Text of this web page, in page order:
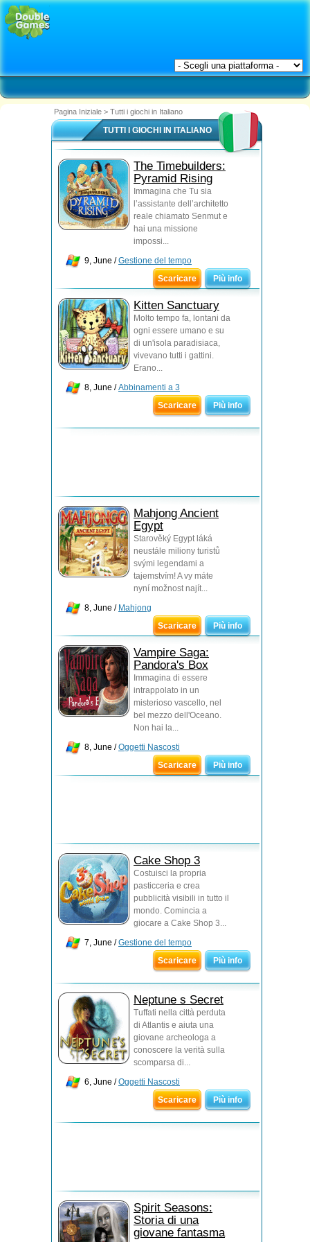
Pagina Iniziale > Tutti i giochi in Italiano
TUTTI I GIOCHI IN ITALIANO
The Timebuilders:
Pyramid Rising
Immagina che Tu sia
l’assistante dell’architetto
reale chiamato Senmut e
hai una missione
impossi...
9, June /Gestione del tempo
Scaricare
Più info
Kitten Sanctuary
Molto tempo fa, lontani da
ogni essere umano e su
di un'isola paradisiaca,
vivevano tutti i gattini.
Erano...
8, June /Abbinamenti a 3
Scaricare
Più info
Mahjong Ancient
Egypt
Starověký Egypt láká
neustále miliony turistů
svými legendami a
tajemstvím! A vy máte
nyní možnost najít...
8, June / Mahjong
Scaricare
Più info
Vampire Saga:
Pandora's Box
Immagina di essere
intrappolato in un
misterioso vascello, nel
bel mezzo dell'Oceano.
Non hai la...
8, June /Oggetti Nascosti
Scaricare
Più info
Cake Shop 3
Costuisci la propria
pasticceria e crea
pubblicità visibili in tutto il
mondo. Comincia a
giocare a Cake Shop 3...
7, June /Gestione del tempo
Scaricare
Più info
Neptune s Secret
Tuffati nella città perduta
di Atlantis e aiuta una
giovane archeologa a
conoscere la verità sulla
scomparsa di...
6, June /Oggetti Nascosti
Scaricare
Più info
Spirit Seasons:
Storia di una
giovane fantasma